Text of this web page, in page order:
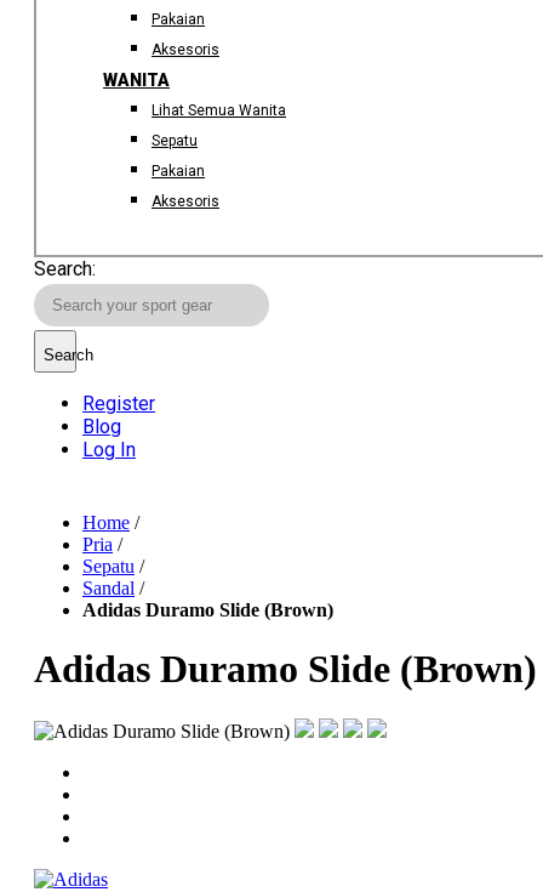
Pakaian
Aksesoris
WANITA
Lihat Semua Wanita
Sepatu
Pakaian
Aksesoris
Search:
Search
Register
Blog
Log In
Home /
Pria /
Sepatu /
Sandal /
Adidas Duramo Slide (Brown)
Adidas Duramo Slide (Brown)